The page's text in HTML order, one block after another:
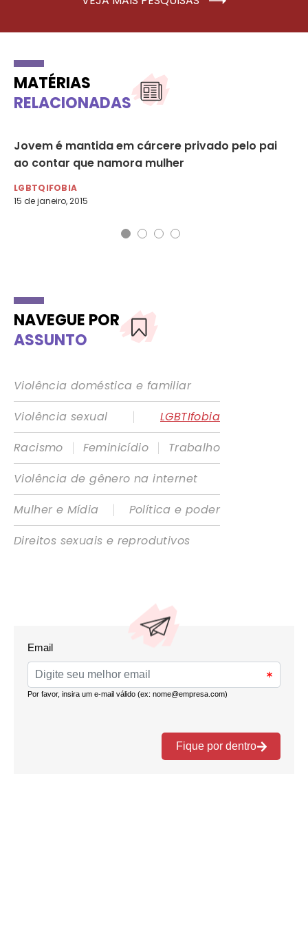
MATÉRIAS
RELACIONADAS
Jovem é mantida em cárcere privado pelo pai
ao contar que namora mulher
LGBTQIFOBIA
15 de janeiro, 2015
NAVEGUE POR
ASSUNTO
Violência doméstica e familiar
Violência sexual
|
LGBTIfobia
Racismo
| Feminicídio |
Trabalho
Violência de gênero na internet
Mulher e Mídia
|
Política e poder
Direitos sexuais e reprodutivos